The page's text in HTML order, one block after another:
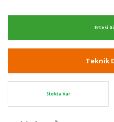
Ertesi
Teknik
Stokta Var